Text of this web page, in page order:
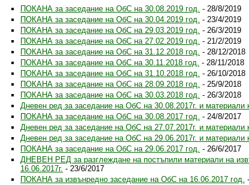
ПОКАНА за заседание на ОбС на 30.08.2019 год. - 28/8/2019
ПОКАНА за заседание на ОбС на 30.04.2019 год. - 23/4/2019
ПОКАНА за заседание на ОбС на 29.03.2019 год. - 26/3/2019
ПОКАНА за заседание на ОбС на 27.02.2019 год. - 21/2/2019
ПОКАНА за заседание на ОбС на 31.12.2018 год. - 28/12/2018
ПОКАНА за заседание на ОбС на 30.11.2018 год. - 28/11/2018
ПОКАНА за заседание на ОбС на 31.10.2018 год. - 26/10/2018
ПОКАНА за заседание на ОбС на 28.09.2018 год. - 25/9/2018
ПОКАНА за заседание на ОбС на 30.03.2018 год. - 26/3/2018
Дневен ред за заседание на ОбС на 30.08.2017г. и материали
ПОКАНА за заседание на ОбС на 30.08.2017 год. - 24/8/2017
Дневен ред за заседание на ОбС на 27.07.2017г. и материали
Дневен ред за заседание на ОбС на 29.06.2017г. и материали
ПОКАНА за заседание на ОбС на 29.06.2017 год. - 26/6/2017
ДНЕВЕН РЕД за разглеждане на постъпили материали на
16.06.2017г. - 23/6/2017
ПОКАНА за извънредно заседание на ОбС на 16.06.2017 год.